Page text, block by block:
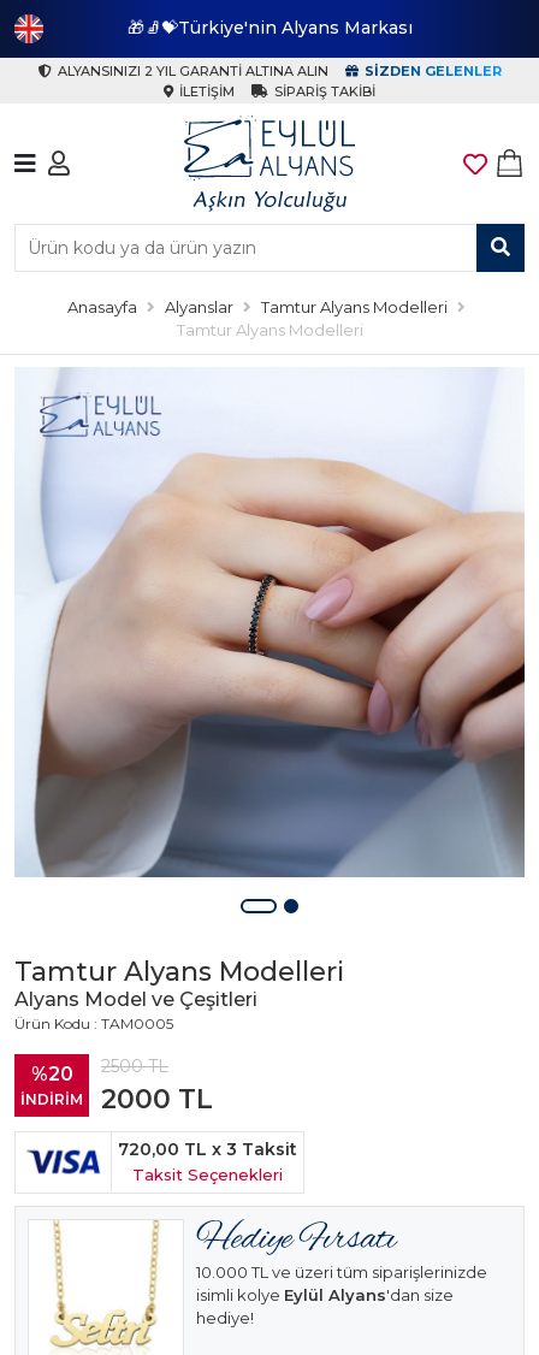
🎁🧦💝Türkiye'nin Alyans Markası
ALYANSINIZI 2 YIL GARANTI ALTINA ALIN
SIZDEN GELENLER
İLETIŞIM
SIPARIŞ TAKIBI
Anasayfa Alyanslar
Tamtur Alyans Modelleri
Tamtur Alyans Modelleri
Tamtur Alyans Modelleri
Alyans Model ve Çeşitleri
Ürün Kodu : TAM0005
%20
İNDİRİM
2500TL
2000 TL
720,00 TL x 3 Taksit
Taksit Seçenekleri
10.000 TL ve üzeri tüm siparişlerinizde
isimli kolye Eylül Alyans'dan size
hediye!